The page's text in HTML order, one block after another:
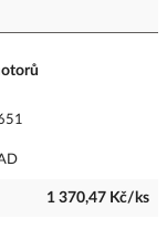
1 370,47 Kč/ks